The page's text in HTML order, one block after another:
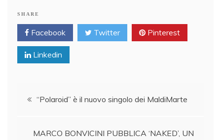
SHARE
Facebook Twitter Pinterest
Linkedin
Post“Polaroid” è il nuovo singolo dei MaldiMarte
MARCO BONVICINI PUBBLICA ‘NAKED’, UN